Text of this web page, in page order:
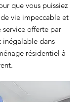
que vous puissiez
vie impeccable et
offerte par
inégalable dans
résidentiel à